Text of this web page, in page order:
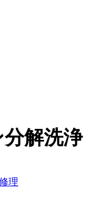
解洗浄
理